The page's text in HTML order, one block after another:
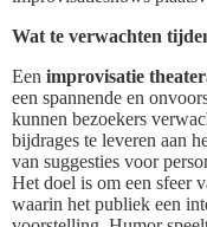
Wat te verwachten
Een improvisatie
een spannende en
kunnen bezoekers
bijdrages te leveren aan
van suggesties voor
Het doel is om een sfeer
waarin het publiek een